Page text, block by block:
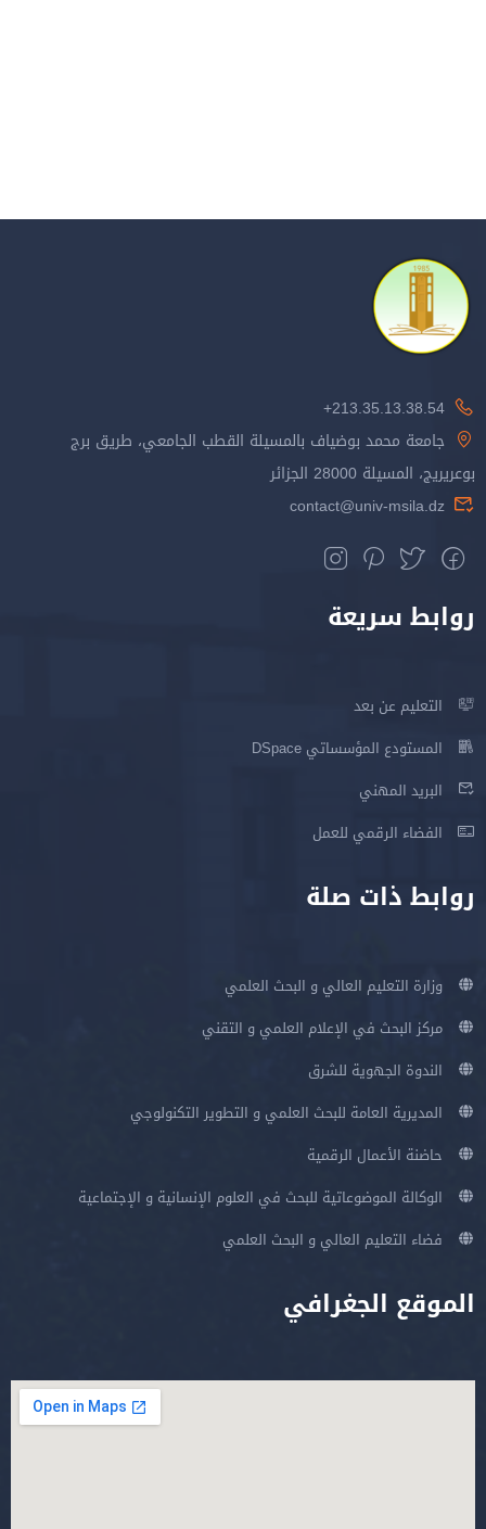
213.35.13.38.54+
جامعة محمد بوضياف بالمسيلة القطب الجامعي، طريق برج
بوعريريج، المسيلة 28000 الجزائر
contact@univ-msila.dz
روابط سريعة
التعليم عن بعد
المستودع المؤسساتي DSpace
البريد المهني
الفضاء الرقمي للعمل
روابط ذات صلة
وزارة التعليم العالي و البحث العلمي
مركز البحث في الإعلام العلمي و التقني
الندوة الجهوية للشرق
المديرية العامة للبحث العلمي و التطوير التكنولوجي
حاضنة الأعمال الرقمية
الوكالة الموضوعاتية للبحث في العلوم الإنسانية و الإجتماعية
فضاء التعليم العالي و البحث العلمي
الموقع الجغرافي